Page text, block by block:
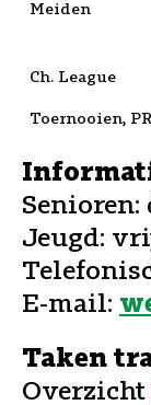
Meiden
Ch. League
Toernooien,
Senioren:
Jeugd:
E-mail:
Taken
Overzicht